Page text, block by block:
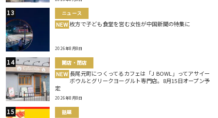
ニュース
NEW 枚方で子ども食堂を営む女性が中国新聞の特集に
2026年8月8日
開店・閉店
NEW 長尾元町につくってるカフェは「J BOWL」ってアサイー
ボウルとグリークヨーグルト専門店。8月15日オープン予
定
2026年8月8日
話題